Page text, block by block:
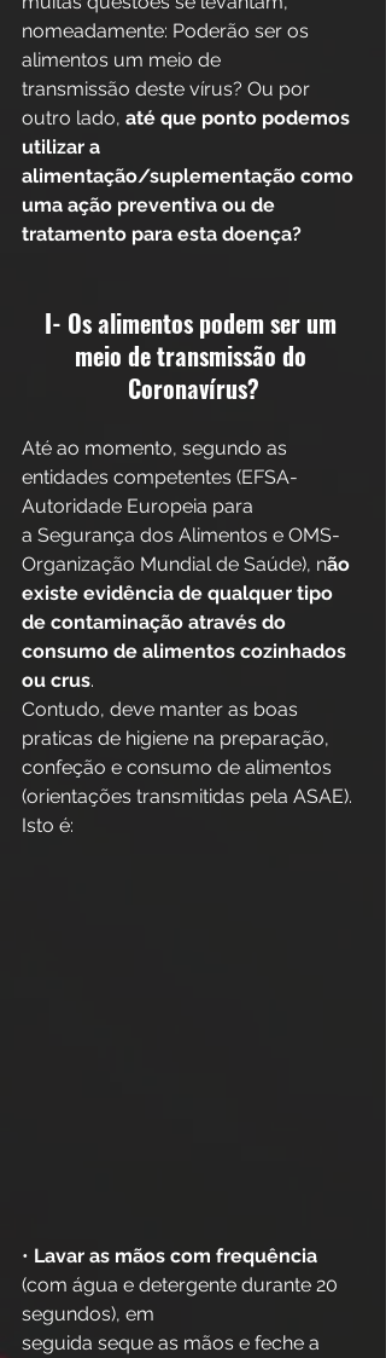
nomeadamente: Poderão ser os
alimentos um meio de
transmissão deste vírus? Ou por
outro lado, até que ponto podemos
utilizar a
alimentação/suplementação como
uma ação preventiva ou de
tratamento para esta doença?
I- Os alimentos podem ser um
meio de transmissão do
Coronavírus?
Até ao momento, segundo as
entidades competentes (EFSA-
Autoridade Europeia para
a Segurança dos Alimentos e OMS-
Organização Mundial de Saúde), não
existe evidência de qualquer tipo
de contaminação através do
consumo de alimentos cozinhados
ou crus.
Contudo, deve manter as boas
praticas de higiene na preparação,
confeção e consumo de alimentos
(orientações transmitidas pela ASAE).
Isto é:
• Lavar as mãos com frequência
(com água e detergente durante 20
segundos), em
seguida seque as mãos e feche a